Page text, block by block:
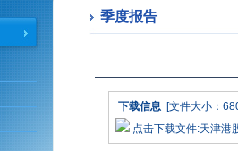
季度报告
下载信息[文件大小：
点击下载文件:天津港